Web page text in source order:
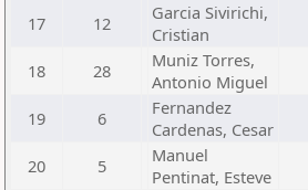
17 12
Garcia Sivirichi,
Cristian
18 28
Muniz Torres,
Antonio Miguel
19 6
Fernandez
Cardenas, Cesar
20 5
Manuel
Pentinat, Esteve